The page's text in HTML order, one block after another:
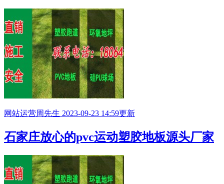
网站运营周先生 2023-09-23 14:59更新
石家庄放心的pvc运动塑胶地板源头厂家